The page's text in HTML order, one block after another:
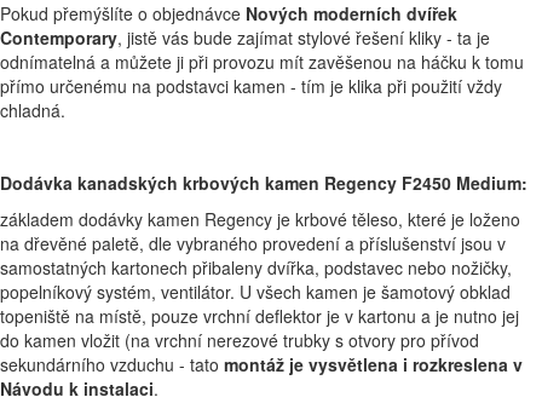
Pokud přemýšlíte o objednávce Nových moderních dvířek
Contemporary, jistě vás bude zajímat stylové řešení kliky - ta je
odnímatelná a můžete ji při provozu mít zavěšenou na háčku k tomu
přímo určenému na podstavci kamen - tím je klika při použití vždy
chladná.
Dodávka kanadských krbových kamen Regency F2450 Medium:
základem dodávky kamen Regency je krbové těleso, které je loženo
na dřevěné paletě, dle vybraného provedení a příslušenství jsou v
samostatných kartonech přibaleny dvířka, podstavec nebo nožičky,
popelníkový systém, ventilátor. U všech kamen je šamotový obklad
topeniště na místě, pouze vrchní deflektor je v kartonu a je nutno jej
do kamen vložit (na vrchní nerezové trubky s otvory pro přívod
sekundárního vzduchu - tato montáž je vysvětlena i rozkreslena v
Návodu k instalaci.